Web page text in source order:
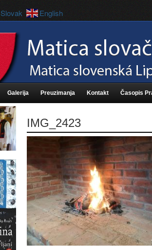
Galerija Preuzimanja Kontakt Časopis
IMG_2423
Slovak English